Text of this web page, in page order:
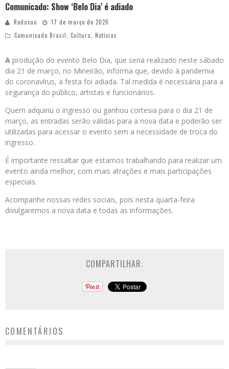
Comunicado: Show ‘Belo Dia’ é adiado
Redacao
17 de março de 2020
Comunicado Brasil, Cultura, Notícias
A produção do evento Belo Dia, que seria realizado neste sábado
dia 21 de março, no Mineirão, informa que, devido à pandemia
do coronavírus, a festa foi adiada. Tal medida é necessária para a
segurança do público, artistas e funcionários.
Quem adquiriu o ingresso ou ganhou cortesia para o dia 21 de
março, as entradas serão válidas para a nova data e poderão ser
utilizadas para acessar o evento sem a necessidade de troca do
ingresso.
É importante ressaltar que estamos trabalhando para realizar um
evento ainda melhor, com mais atrações e mais participações
especiais.
Acompanhe nossas redes sociais, pois nesta quarta-feira
divulgaremos a nova data e todas as informações.
COMPARTILHAR:
COMENTÁRIOS